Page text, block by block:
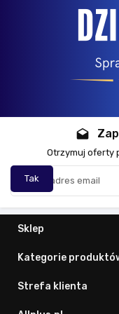
drafts
Otrzymuj oferty
Sklep
Kategorie
Strefa klienta